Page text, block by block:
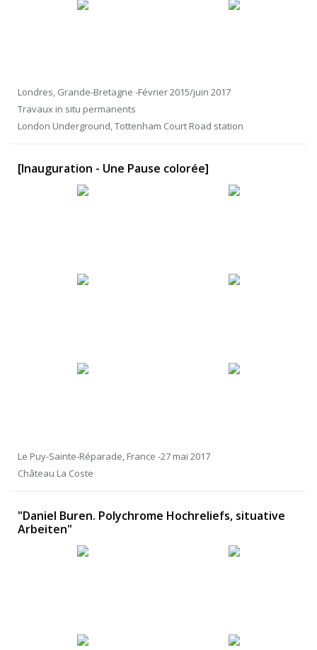
Londres, Grande-Bretagne -Février 2015/juin 2017
Travaux in situ permanents
London Underground, Tottenham Court Road station
[Inauguration - Une Pause colorée]
Le Puy-Sainte-Réparade, France -27 mai 2017
Château La Coste
"Daniel Buren. Polychrome Hochreliefs, situative
Arbeiten"